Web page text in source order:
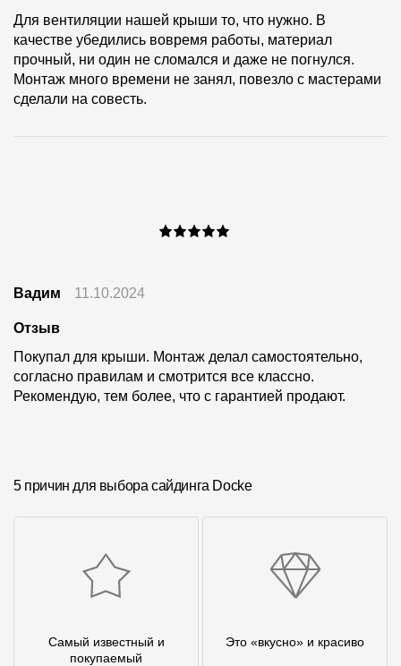
Для вентиляции нашей крыши то, что нужно. В
качестве убедились вовремя работы, материал
прочный, ни один не сломался и даже не погнулся.
Монтаж много времени не занял, повезло с мастерами
сделали на совесть.
Вадим 11.10.2024
Отзыв
Покупал для крыши. Монтаж делал самостоятельно,
согласно правилам и смотрится все классно.
Рекомендую, тем более, что с гарантией продают.
5 причин для выбора сайдинга Docke
Самый известный и
покупаемый
Это «вкусно» и красиво